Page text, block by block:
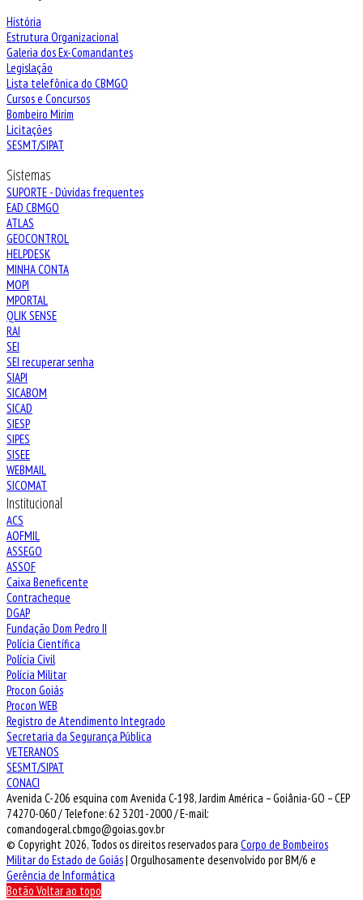
História
Estrutura Organizacional
Galeria dos Ex-Comandantes
Legislação
Lista telefônica do CBMGO
Cursos e Concursos
Bombeiro Mirim
Licitações
SESMT/SIPAT
Sistemas
SUPORTE - Dúvidas frequentes
EAD CBMGO
ATLAS
GEOCONTROL
HELPDESK
MINHA CONTA
MOPI
MPORTAL
QLIK SENSE
RAI
SEI
SEI recuperar senha
SIAPI
SICABOM
SICAD
SIESP
SIPES
SISEE
WEBMAIL
SICOMAT
Institucional
ACS
AOFMIL
ASSEGO
ASSOF
Caixa Beneficente
Contracheque
DGAP
Fundação Dom Pedro II
Polícia Científica
Polícia Civil
Polícia Militar
Procon Goiás
Procon WEB
Registro de Atendimento Integrado
Secretaria da Segurança Pública
VETERANOS
SESMT/SIPAT
CONACI
Avenida C-206 esquina com Avenida C-198, Jardim América – Goiânia-GO – CEP
74270-060 / Telefone: 62 3201-2000 / E-mail:
comandogeral.cbmgo@goias.gov.br
© Copyright 2026, Todos os direitos reservados para Corpo de Bombeiros
Militar do Estado de Goiás| Orgulhosamente desenvolvido por BM/6 e
Gerência de Informática
Botão Voltar ao topo